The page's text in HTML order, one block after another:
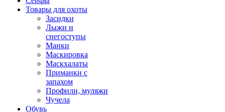
Товары для охоты
Засидки
Лыжи и
снегоступы
Манки
Маскировка
Маскхалаты
Приманки с
запахом
Профили, муляжи
Чучела
Обувь